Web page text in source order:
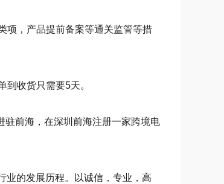
项，产品提前备案等通关监管等措
到收货只需要5天。
驻前海，在深圳前海注册一家跨境电
业的发展历程。以诚信，专业，高